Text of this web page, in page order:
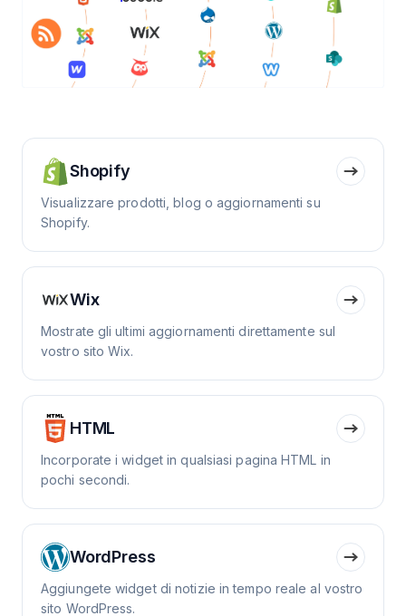
Shopify
Visualizzare prodotti, blog o aggiornamenti su
Shopify.
Wix
Mostrate gli ultimi aggiornamenti direttamente sul
vostro sito Wix.
HTML
Incorporate i widget in qualsiasi pagina HTML in
pochi secondi.
WordPress
Aggiungete widget di notizie in tempo reale al vostro
sito WordPress.